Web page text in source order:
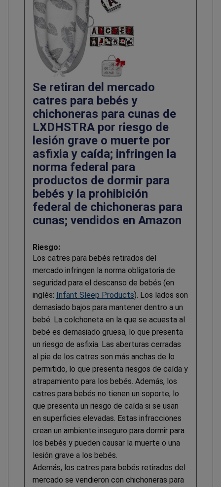
Se retiran del mercado
catres para bebés y
chichoneras para cunas de
LXDHSTRA por riesgo de
lesión grave o muerte por
asfixia y caída; infringen la
norma federal para
productos de dormir para
bebés y la prohibición
federal de chichoneras para
cunas; vendidos en Amazon
Riesgo:
Los catres para bebés retirados del
mercado infringen la norma obligatoria de
seguridad para el descanso de bebés (en
inglés: Infant Sleep Products). Los lados son
demasiado bajos para mantener dentro a un
bebé. La colchoneta en la que se acuesta al
bebé es demasiado gruesa, lo que presenta
un riesgo de asfixia. Las aberturas cerradas
al pie de los catres son más anchas de lo
permitido, lo que presenta riesgos de caída y
atrapamiento para los bebés. Además, los
catres para bebés no tienen un soporte, lo
que presenta un riesgo de caída si se usan
en superficies elevadas. Estas infracciones
crean un ambiente inseguro para dormir para
los bebés y pueden causar la muerte o una
lesión grave a los bebés.
Además, los catres para bebés retirados del
mercado se vendieron con chichoneras para